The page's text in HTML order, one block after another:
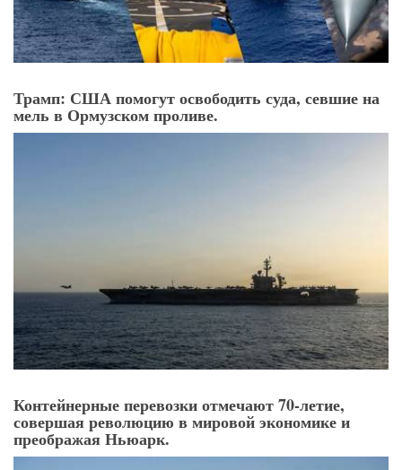
Трамп: США помогут освободить суда, севшие на
мель в Ормузском проливе.
Контейнерные перевозки отмечают 70-летие,
совершая революцию в мировой экономике и
преображая Ньюарк.